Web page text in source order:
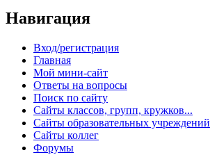
Навигация
Вход/регистрация
Главная
Мой мини-сайт
Ответы на вопросы
Поиск по сайту
Сайты классов, групп, кружков...
Сайты образовательных учреждений
Сайты коллег
Форумы